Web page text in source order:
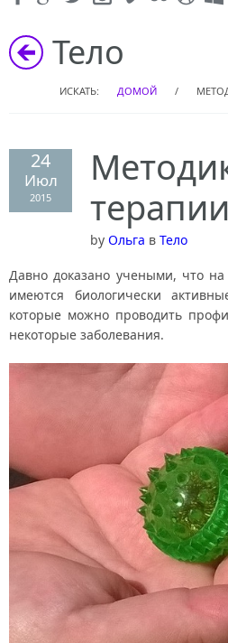
Здоровье
Психология
Свадьба
Домоводство
Тело
ИСКАТЬ: ДОМОЙ /
24
Июл
2015
терапии
by Ольга в Тело
Давно доказано учеными, что
имеются биологически
которые можно проводить
некоторые заболевания.